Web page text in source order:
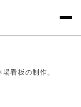
看板の制作。